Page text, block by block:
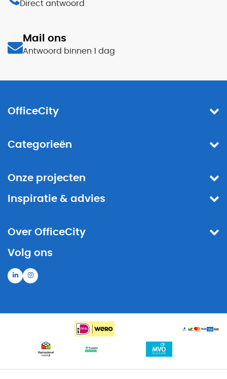
Direct antwoord
Mail ons
Antwoord binnen 1 dag
OfficeCity
Categorieën
Onze projecten
Inspiratie & advies
Over OfficeCity
Volg ons